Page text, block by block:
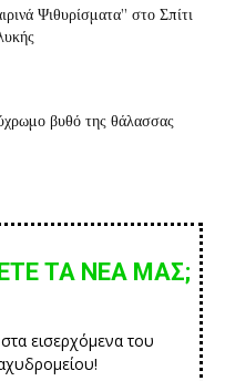
Ψιθυρίσματα” στο Σπίτι
βυθό της θάλασσας
ΤΑ ΝΕΑ ΜΑΣ;
εισερχόμενα του